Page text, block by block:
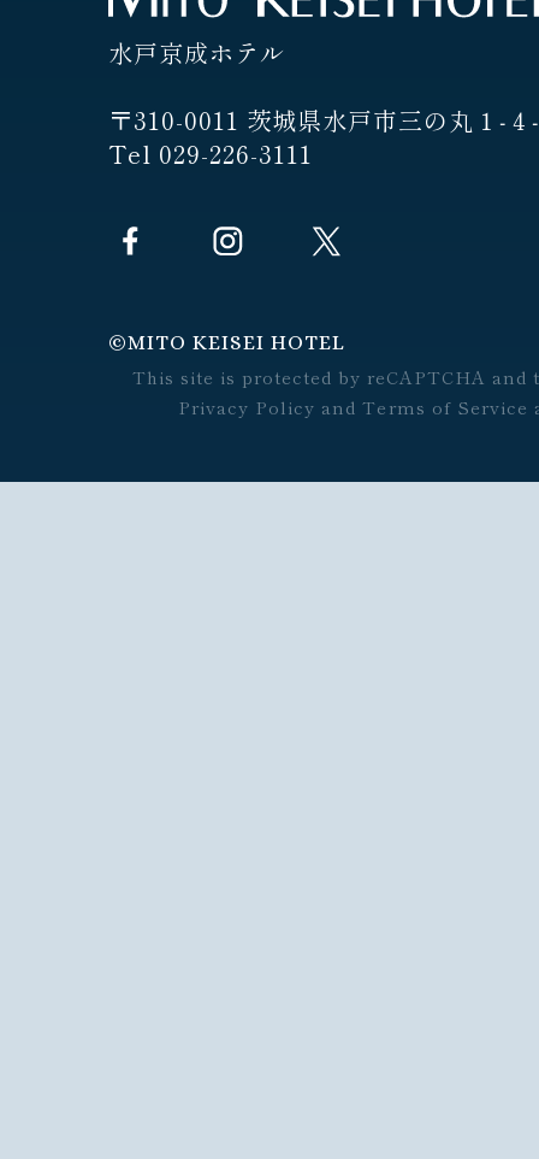
水戸京成ホテル
〒310-0011 茨城県水戸市三の丸１‐４
Tel 029-226-3111
©︎MITO KEISEI HOTEL
This site is protected by reCAPTCHA and
Privacy Policy andTerms of Service